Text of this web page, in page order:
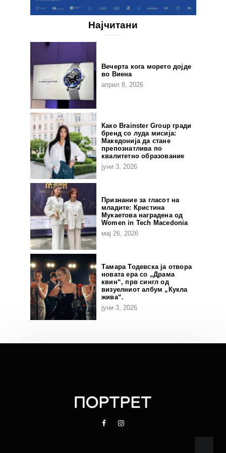
Најчитани
Вечерта кога морето дојде
во Виена
април 8, 2026
Како Brainster Group гради
бренд со луда мисија:
Македонија да стане
препознатлива по
квалитетно образование
јуни 3, 2026
Признание за гласот на
младите: Кристина
Мукаетова наградена од
Women in Tech Macedonia
мај 26, 2026
Тамара Тодевска ја отвора
новата ера со „Драма
квин“, прв сингл од
визуелниот албум „Кукла
жива“.
јуни 3, 2026